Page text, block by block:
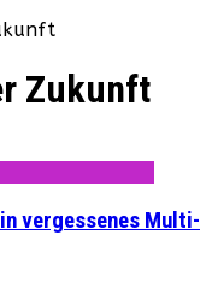
Zukunft
vergessenes Multi-